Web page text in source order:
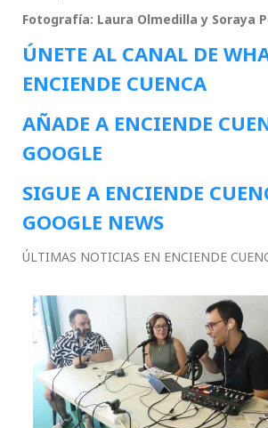
Fotografía: Laura Olmedilla y Soraya
ÚNETE AL CANAL DE
ENCIENDE CUENCA
AÑADE A ENCIENDE
GOOGLE
SIGUE A ENCIENDE
GOOGLE NEWS
ÚLTIMAS NOTICIAS EN ENCIENDE